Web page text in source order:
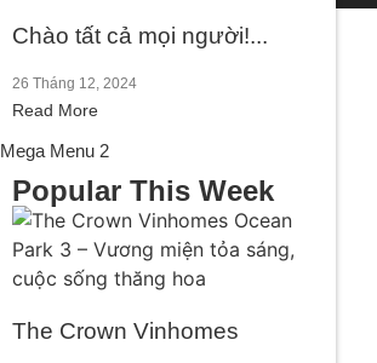
Chào tất cả mọi người!...
26 Tháng 12, 2024
Read More
Mega Menu 2
Popular This Week
The Crown Vinhomes